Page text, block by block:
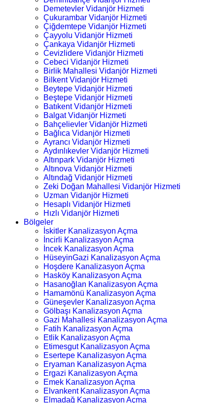
Demetevler Vidanjör Hizmeti
Çukurambar Vidanjör Hizmeti
Çiğdemtepe Vidanjör Hizmeti
Çayyolu Vidanjör Hizmeti
Çankaya Vidanjör Hizmeti
Cevizlidere Vidanjör Hizmeti
Cebeci Vidanjör Hizmeti
Birlik Mahallesi Vidanjör Hizmeti
Bilkent Vidanjör Hizmeti
Beytepe Vidanjör Hizmeti
Beştepe Vidanjör Hizmeti
Batıkent Vidanjör Hizmeti
Balgat Vidanjör Hizmeti
Bahçelievler Vidanjör Hizmeti
Bağlıca Vidanjör Hizmeti
Ayrancı Vidanjör Hizmeti
Aydınlıkevler Vidanjör Hizmeti
Altınpark Vidanjör Hizmeti
Altınova Vidanjör Hizmeti
Altındağ Vidanjör Hizmeti
Zeki Doğan Mahallesi Vidanjör Hizmeti
Uzman Vidanjör Hizmeti
Hesaplı Vidanjör Hizmeti
Hızlı Vidanjör Hizmeti
Bölgeler
İskitler Kanalizasyon Açma
İncirli Kanalizasyon Açma
İncek Kanalizasyon Açma
HüseyinGazi Kanalizasyon Açma
Hoşdere Kanalizasyon Açma
Hasköy Kanalizasyon Açma
Hasanoğlan Kanalizasyon Açma
Hamamönü Kanalizasyon Açma
Güneşevler Kanalizasyon Açma
Gölbaşı Kanalizasyon Açma
Gazi Mahallesi Kanalizasyon Açma
Fatih Kanalizasyon Açma
Etlik Kanalizasyon Açma
Etimesgut Kanalizasyon Açma
Esertepe Kanalizasyon Açma
Eryaman Kanalizasyon Açma
Ergazi Kanalizasyon Açma
Emek Kanalizasyon Açma
Elvankent Kanalizasyon Açma
Elmadağ Kanalizasyon Açma